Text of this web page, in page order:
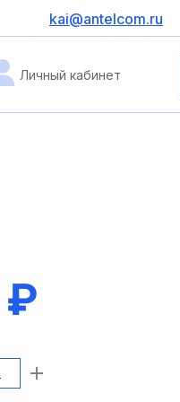
kai@antelcom.ru
Личный кабинет
₽